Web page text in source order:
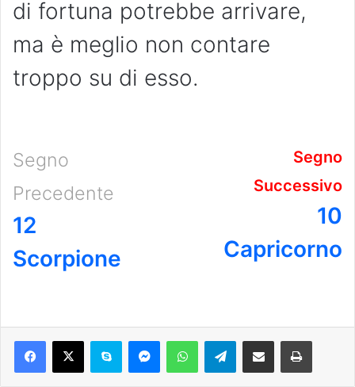
di fortuna potrebbe arrivare,
ma è meglio non contare
troppo su di esso.
Segno
Precedente
12
Scorpione
Segno
Successivo
10
Capricorno